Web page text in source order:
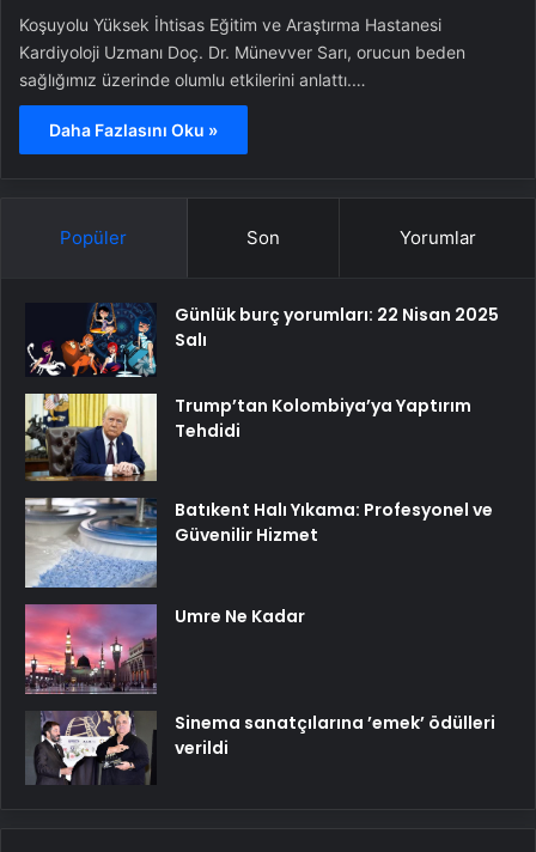
Koşuyolu Yüksek İhtisas Eğitim ve Araştırma Hastanesi
Kardiyoloji Uzmanı Doç. Dr. Münevver Sarı, orucun beden
sağlığımız üzerinde olumlu etkilerini anlattı.…
Daha Fazlasını Oku »
Popüler Son Yorumlar
Günlük burç yorumları: 22 Nisan 2025
Salı
Trump’tan Kolombiya’ya Yaptırım
Tehdidi
Batıkent Halı Yıkama: Profesyonel ve
Güvenilir Hizmet
Umre Ne Kadar
Sinema sanatçılarına ’emek’ ödülleri
verildi